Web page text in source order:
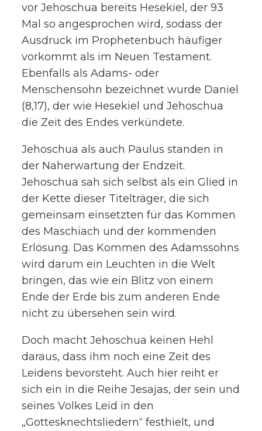
vor Jehoschua bereits Hesekiel, der 93
Mal so angesprochen wird, sodass der
Ausdruck im Prophetenbuch häufiger
vorkommt als im Neuen Testament.
Ebenfalls als Adams- oder
Menschensohn bezeichnet wurde Daniel
(8,17), der wie Hesekiel und Jehoschua
die Zeit des Endes verkündete.
Jehoschua als auch Paulus standen in
der Naherwartung der Endzeit.
Jehoschua sah sich selbst als ein Glied in
der Kette dieser Titelträger, die sich
gemeinsam einsetzten für das Kommen
des Maschiach und der kommenden
Erlösung. Das Kommen des Adamssohns
wird darum ein Leuchten in die Welt
bringen, das wie ein Blitz von einem
Ende der Erde bis zum anderen Ende
nicht zu übersehen sein wird.
Doch macht Jehoschua keinen Hehl
daraus, dass ihm noch eine Zeit des
Leidens bevorsteht. Auch hier reiht er
sich ein in die Reihe Jesajas, der sein und
seines Volkes Leid in den
„Gottesknechtsliedern“ festhielt, und